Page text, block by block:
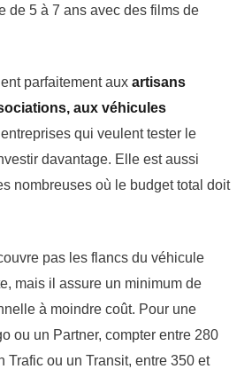
de 5 à 7 ans avec des films de
parfaitement aux artisans
aux véhicules
qui veulent tester le
davantage. Elle est aussi
nombreuses où le budget total doit
pas les flancs du véhicule
mais il assure un minimum de
à moindre coût. Pour une
ou un Partner, compter entre 280
Trafic ou un Transit, entre 350 et